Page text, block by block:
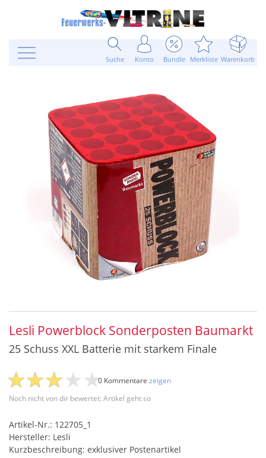
Suche Konto Bundle Merkliste Warenkorb
Lesli Powerblock Sonderposten Baumarkt
25 Schuss XXL Batterie mit starkem Finale
Noch nicht von dir bewertet: Artikel geht so
0 Kommentare zeigen
Artikel-Nr.: 122705_1
Hersteller: Lesli
Kurzbeschreibung: exklusiver Postenartikel